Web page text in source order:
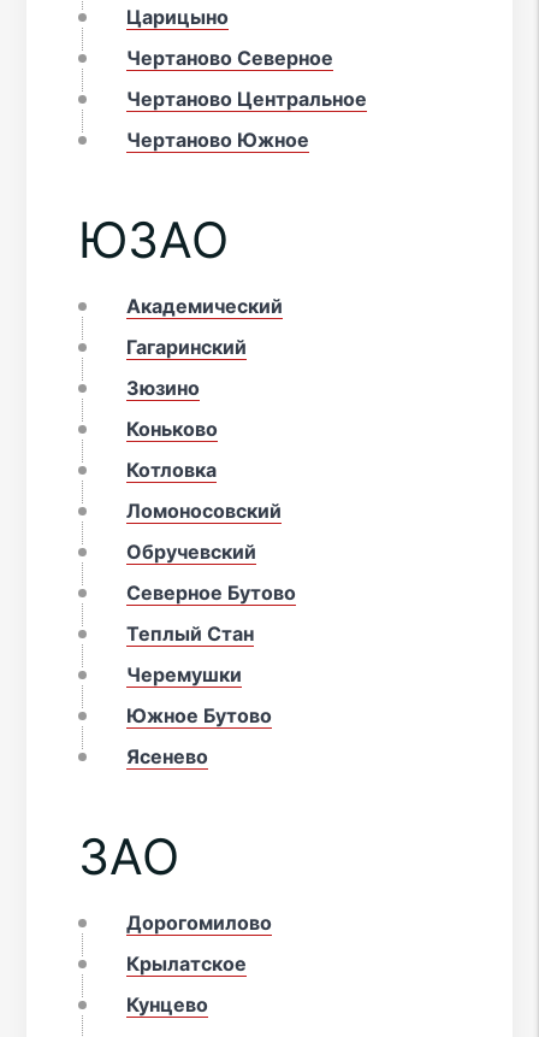
Царицыно
Чертаново Северное
Чертаново Центральное
Чертаново Южное
ЮЗАО
Академический
Гагаринский
Зюзино
Коньково
Котловка
Ломоносовский
Обручевский
Северное Бутово
Теплый Стан
Черемушки
Южное Бутово
Ясенево
ЗАО
Дорогомилово
Крылатское
Кунцево